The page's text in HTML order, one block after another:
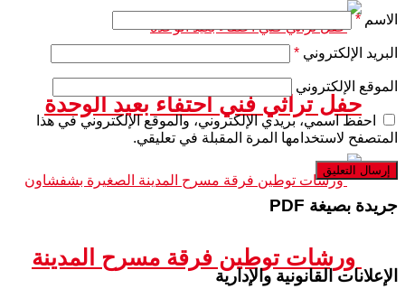
حفل تراثي فني احتفاء بعيد الوحدة
ورشات توطين فرقة مسرح المدينة
الاسم*
البريد الإلكتروني *
الموقع الإلكتروني
احفظ اسمي، بريدي الإلكتروني، والموقع الإلكتروني في هذا
المتصفح لاستخدامها المرة المقبلة في تعليقي.
جريدة بصيغة PDF
الإعلانات القانونية والإدارية